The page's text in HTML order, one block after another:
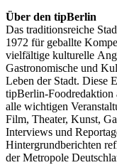
Über den tipBerlin
Das traditionsreiche
1972 für geballte
vielfältige kulturelle
Gastronomische und
Leben der Stadt. Diese
tipBerlin-Foodredaktion
alle wichtigen
Film, Theater, Kunst,
Interviews und
Hintergrundberichten
der Metropole